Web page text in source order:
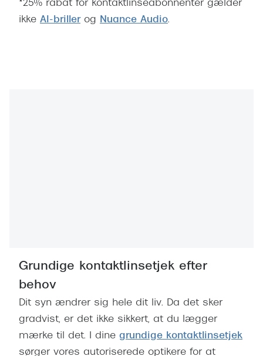
*25% rabat for kontaktlinseabonnenter gælder
ikke AI-brillerog Nuance Audio.
Grundige kontaktlinsetjek efter
behov
Dit syn ændrer sig hele dit liv. Da det sker
gradvist, er det ikke sikkert, at du lægger
mærke til det. I dine grundige kontaktlinsetjek
sørger vores autoriserede optikere for at